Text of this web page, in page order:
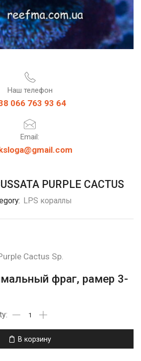
Наш телефон
066 763 93 64
Email:
PURPLE CACTUS
LPS кораллы
Cactus Sp.
фраг, рамер 3-
В корзину